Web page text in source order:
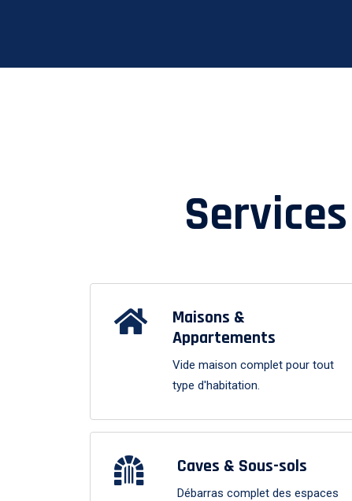
Maisons &
Appartements
Vide maison complet pour tout
type d'habitation.
Caves & Sous-sols
Débarras complet des espaces